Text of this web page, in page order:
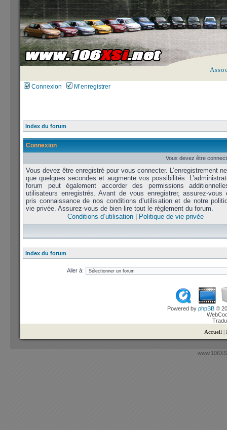
Connexion M’enregistrer
Index du forum
Connexion
Vous devez être
Vous devez être enregistré pour vous connecter. L’enregistrement
que quelques secondes et augmente vos possibilités.
forum peut également accorder des permissions
utilisateurs enregistrés. Avant de vous enregistrer, assurez-vous
pris connaissance de nos conditions d’utilisation et de notre
vie privée. Assurez-vous de bien lire tout le règlement du forum.
Conditions d’utilisation
Politique de vie privée
Index du forum
Aller à:
Powered by phpBB ©
Accueil |